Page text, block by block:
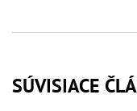
SÚVISIACE